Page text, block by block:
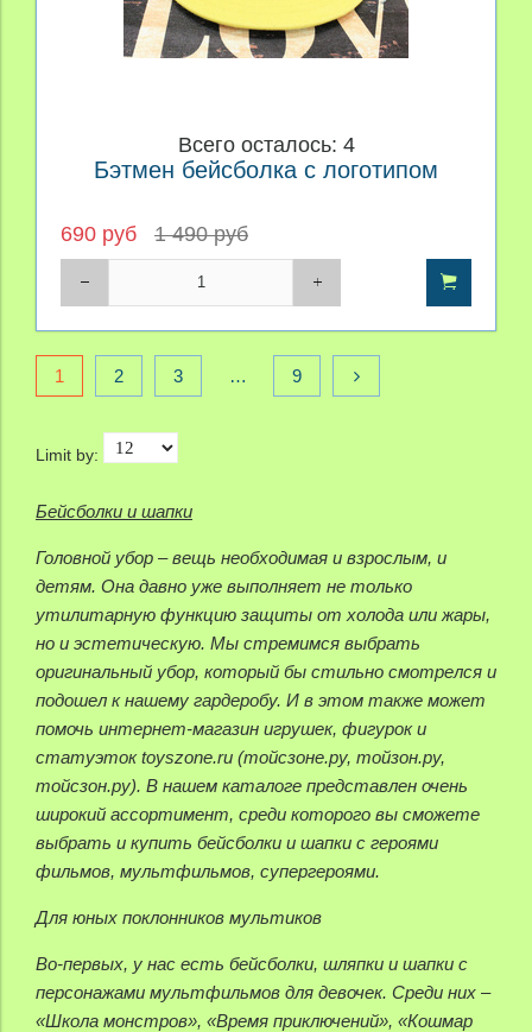
Всего осталось: 4
Бэтмен бейсболка с логотипом
690 руб 1 490 руб
1 2 3 … 9
Limit by:
Бейсболки и шапки
Головной убор – вещь необходимая и взрослым, и
детям. Она давно уже выполняет не только
утилитарную функцию защиты от холода или жары,
но и эстетическую. Мы стремимся выбрать
оригинальный убор, который бы стильно смотрелся и
подошел к нашему гардеробу. И в этом также может
помочь интернет-магазин игрушек, фигурок и
статуэток toyszone.ru (тойсзоне.ру, тойзон.ру,
тойсзон.ру). В нашем каталоге представлен очень
широкий ассортимент, среди которого вы сможете
выбрать и купить бейсболки и шапки с героями
фильмов, мультфильмов, супергероями.
Для юных поклонников мультиков
Во-первых, у нас есть бейсболки, шляпки и шапки с
персонажами мультфильмов для девочек. Среди них –
«Школа монстров», «Время приключений», «Кошмар